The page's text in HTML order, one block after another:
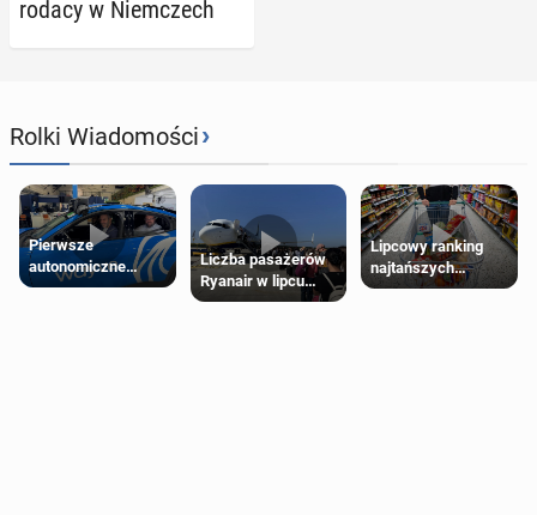
rodacy w Niem­czech
Rolki Wiadomości›
Pierwsze
autonomiczne
Ubery pojawią się
Liczba pasażerów
Ryanair w lipcu
pobiła rekord
Lipcowy ranking
najtańszych
supermarketów